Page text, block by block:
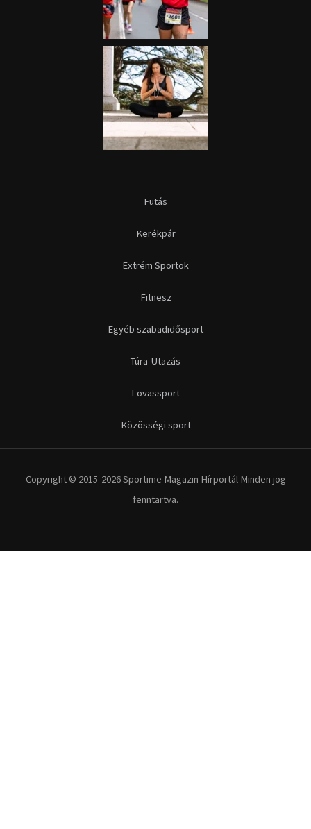
Futás
Kerékpár
Extrém Sportok
Fitnesz
Egyéb szabadidősport
Túra-Utazás
Lovassport
Közösségi sport
Copyright © 2015-2026 Sportime Magazin Hírportál Minden jog
fenntartva.